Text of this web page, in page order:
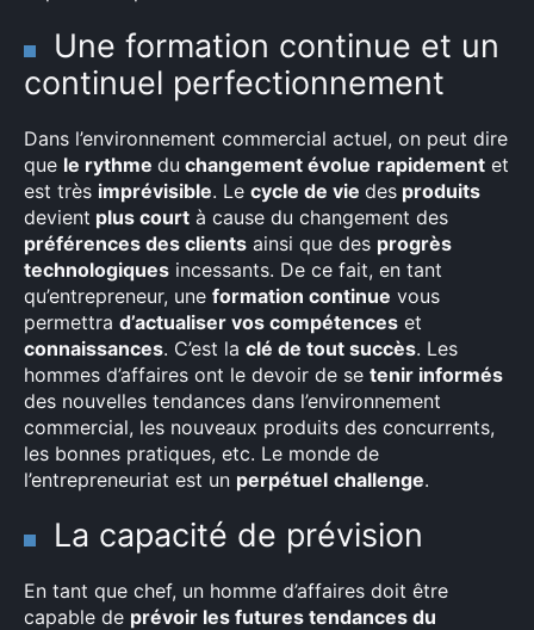
Une formation continue et un
continuel perfectionnement
Dans l’environnement commercial actuel, on peut dire
que le rythme du changement évolue rapidement et
est très imprévisible. Le cycle de vie des produits
devient plus court à cause du changement des
préférences des clients ainsi que des progrès
technologiques incessants. De ce fait, en tant
qu’entrepreneur, une formation continue vous
permettra d’actualiser vos compétences et
connaissances. C’est la clé de tout succès. Les
hommes d’affaires ont le devoir de se tenir informés
des nouvelles tendances dans l’environnement
commercial, les nouveaux produits des concurrents,
les bonnes pratiques, etc. Le monde de
l’entrepreneuriat est un perpétuel challenge.
La capacité de prévision
En tant que chef, un homme d’affaires doit être
capable de prévoir les futures tendances du
Rechercher